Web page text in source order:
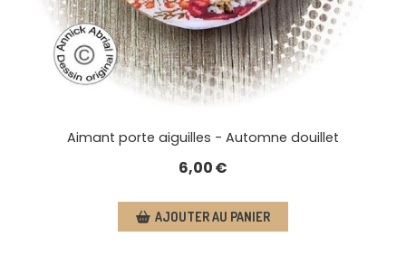
Aimant porte aiguilles - Automne douillet
6,00€
AJOUTER AU PANIER